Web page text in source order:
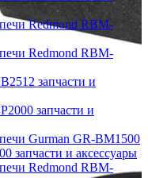
Redmond RBM-
Redmond RBM-
запчасти и
запчасти и
Gurman GR-BM1500
запчасти и аксессуары
Redmond RBM-